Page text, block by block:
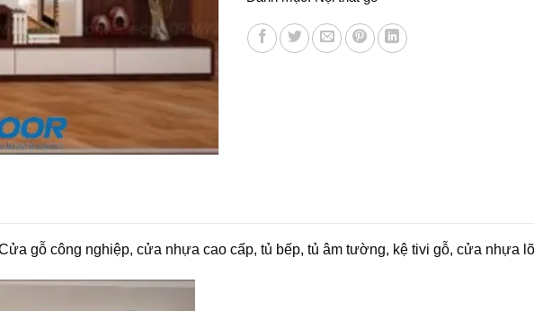
gỗ công nghiệp, cửa nhựa cao cấp, tủ bếp, tủ âm tường, kệ tivi gỗ, cửa nhựa